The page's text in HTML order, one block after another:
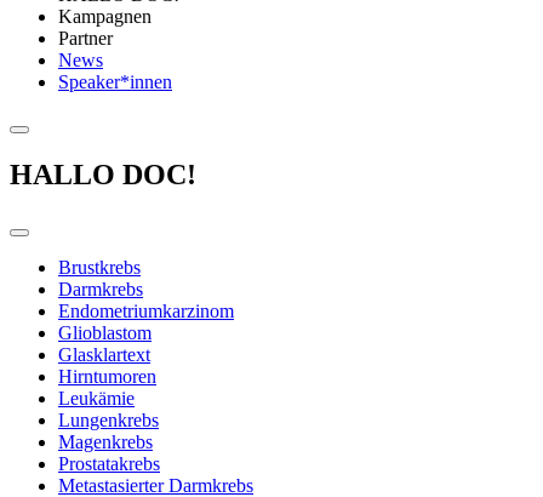
Kampagnen
Partner
News
Speaker*innen
HALLO DOC!
Brustkrebs
Darmkrebs
Endometriumkarzinom
Glioblastom
Glasklartext
Hirntumoren
Leukämie
Lungenkrebs
Magenkrebs
Prostatakrebs
Metastasierter Darmkrebs